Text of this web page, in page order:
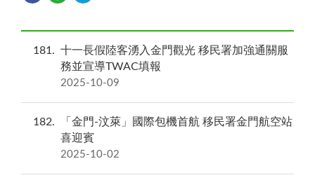
181
十一長假陸客湧入金門觀光 移民署加強通關服
務並宣導TWAC填報
2025-10-09
182
「金門-汶萊」國際包機首航 移民署金門航空站
喜迎賓
2025-10-02